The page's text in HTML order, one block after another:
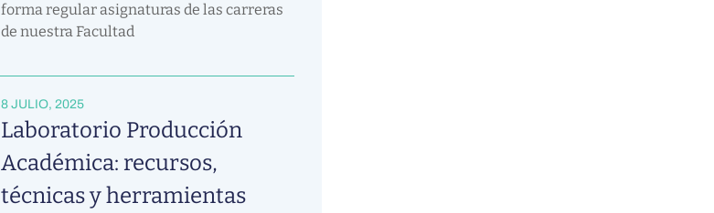
forma regular asignaturas de las carreras
de nuestra Facultad
8 JULIO, 2025
Laboratorio Producción
Académica: recursos,
técnicas y herramientas